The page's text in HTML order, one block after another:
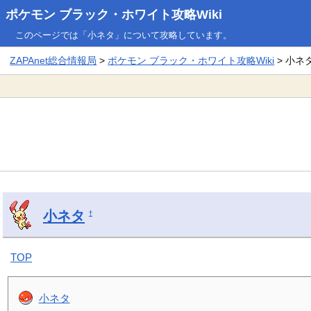
ポケモン ブラック・ホワイト攻略Wiki
このページでは「小ネタ」について攻略しています。
ZAPAnet総合情報局 >ポケモン ブラック・ホワイト攻略Wiki > 小ネ
小ネタ †
TOP
小ネタ